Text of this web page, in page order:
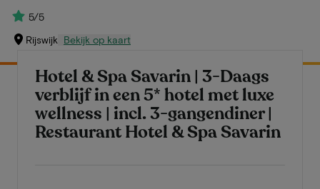
5/5
Rijswijk Bekijk op kaart
Hotel & Spa Savarin | 3-Daags
verblijf in een 5* hotel met luxe
wellness | incl. 3-gangendiner |
Restaurant Hotel & Spa Savarin